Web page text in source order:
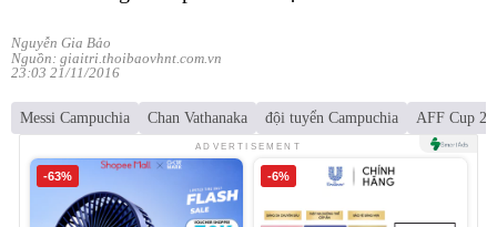
Nguyễn Gia Bảo
Nguồn: giaitri.thoibaovhnt.com.vn
23:03 21/11/2016
Messi Campuchia Chan Vathanaka đội tuyển Campuchia AFF Cup
ADVERTISEMENT
-63% -6%